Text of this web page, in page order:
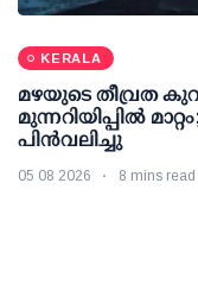
KERALA
മഴയുടെ തീവ്രത
മുന്നറിയിപ്പിൽ
പിൻവലിച്ചു
05 08 2026 8 mins read